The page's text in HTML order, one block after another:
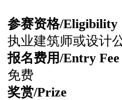
参赛资格/Eligibility
执业建筑师或设计
报名费用/Entry Fee
免费
奖赏/Prize